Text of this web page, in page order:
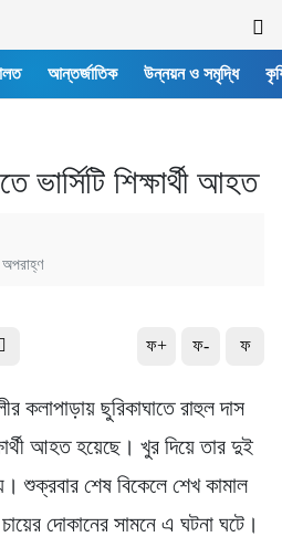
আন্তর্জাতিক উন্নয়ন ও সমৃদ্ধি
ভার্সিটি শিক্ষার্থী আহত
ফ+ ফ- ফ
কলাপাড়ায় ছুরিকাঘাতে রাহুল দাস
আহত হয়েছে। খুর দিয়ে তার দুই
শুক্রবার শেষ বিকেলে শেখ কামাল
দোকানের সামনে এ ঘটনা ঘটে।